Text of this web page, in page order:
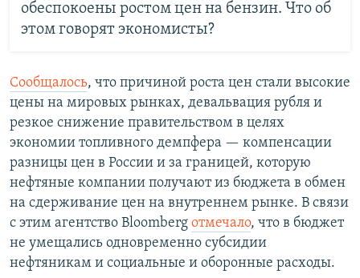
обеспокоены ростом цен на бензин. Что об
этом говорят экономисты?
Сообщалось, что причиной роста цен стали высокие
цены на мировых рынках, девальвация рубля и
резкое снижение правительством в целях
экономии топливного демпфера — компенсации
разницы цен в России и за границей, которую
нефтяные компании получают из бюджета в обмен
на сдерживание цен на внутреннем рынке. В связи
с этим агентство Bloomberg отмечало, что в бюджет
не умещались одновременно субсидии
нефтяникам и социальные и оборонные расходы.